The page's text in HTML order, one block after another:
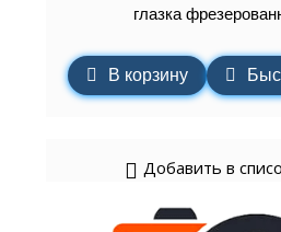
глазка
В корзину
Добавить в